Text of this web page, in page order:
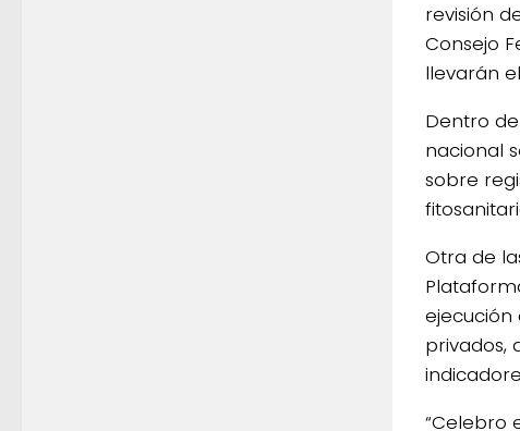
revisión
Consejo
llevarán
Dentro
nacional
sobre
Otra de
ejecución
privados,
“Celebro